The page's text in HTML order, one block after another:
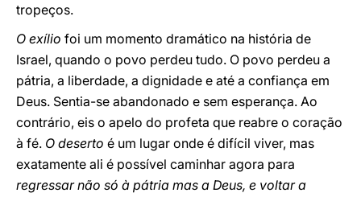
tropeços.
O exílio foi um momento dramático na história de
Israel, quando o povo perdeu tudo. O povo perdeu a
pátria, a liberdade, a dignidade e até a confiança em
Deus. Sentia-se abandonado e sem esperança. Ao
contrário, eis o apelo do profeta que reabre o coração
à fé. O deserto é um lugar onde é difícil viver, mas
exatamente ali é possível caminhar agora para
regressar não só à pátria mas a Deus, e voltar a